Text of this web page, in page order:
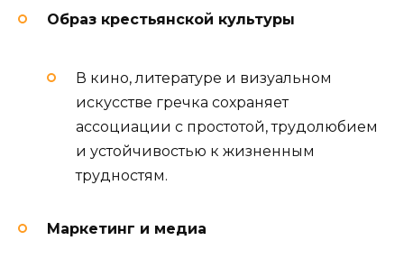
Образ крестьянской культуры
В кино, литературе и визуальном
искусстве гречка сохраняет
ассоциации с простотой, трудолюбием
и устойчивостью к жизненным
трудностям.
Маркетинг и медиа